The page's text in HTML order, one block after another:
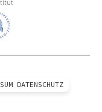
DATENSCHUTZ